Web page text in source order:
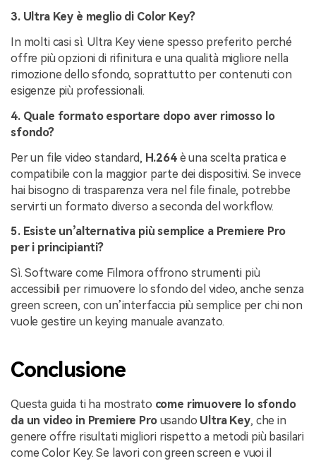
3. Ultra Key è meglio di Color Key?
In molti casi sì. Ultra Key viene spesso preferito perché
offre più opzioni di rifinitura e una qualità migliore nella
rimozione dello sfondo, soprattutto per contenuti con
esigenze più professionali.
4. Quale formato esportare dopo aver rimosso lo
sfondo?
Per un file video standard, H.264è una scelta pratica e
compatibile con la maggior parte dei dispositivi. Se invece
hai bisogno di trasparenza vera nel file finale, potrebbe
servirti un formato diverso a seconda del workflow.
5. Esiste un’alternativa più semplice a Premiere Pro
per i principianti?
Sì. Software come Filmora offrono strumenti più
accessibili per rimuovere lo sfondo del video, anche senza
green screen, con un’interfaccia più semplice per chi non
vuole gestire un keying manuale avanzato.
Conclusione
Questa guida ti ha mostrato come rimuovere lo sfondo
da un video in Premiere Prousando Ultra Key, che in
genere offre risultati migliori rispetto a metodi più basilari
come Color Key. Se lavori con green screen e vuoi il